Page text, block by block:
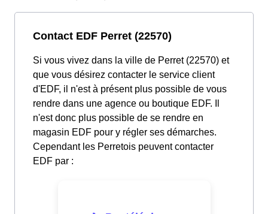
Contact EDF Perret (22570)
Si vous vivez dans la ville de Perret (22570) et
que vous désirez contacter le service client
d'EDF, il n'est à présent plus possible de vous
rendre dans une agence ou boutique EDF. Il
n'est donc plus possible de se rendre en
magasin EDF pour y régler ses démarches.
Cependant les Perretois peuvent contacter
EDF par :